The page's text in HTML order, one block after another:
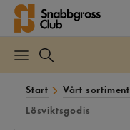
Start Vårt sortiment
Lösviktsgodis